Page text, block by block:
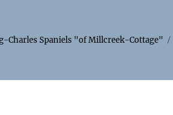
Charles Spaniels "of Millcreek-Cottage"